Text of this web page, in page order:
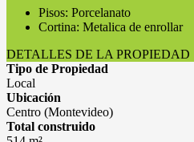
Pisos: Porcelanato
Cortina: Metalica de enrollar
DETALLES DE LA PROPIEDAD
Tipo de Propiedad
Local
Ubicación
Centro (Montevideo)
Total construido